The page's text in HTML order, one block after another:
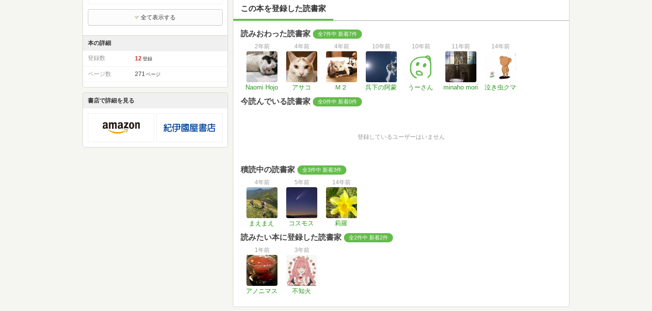
全て表示する
本の詳細
登録数 12 登録
ページ数 271 ページ
書店で詳細を見る
この本を登録した読書家
読みおわった読書家 全7件中 新着7件
2年前
Naomi Hojo
4年前
アサコ
4年前
Ｍ２
10年前
呉下の阿蒙
10年前
うーさん
11年前
minaho mori
14年前
泣き虫クマ
今読んでいる読書家 全0件中 新着0件
登録しているユーザーはいません
積読中の読書家 全3件中 新着3件
4年前
まえまえ
5年前
コスモス
14年前
莉羅
読みたい本に登録した読書家 全2件中 新着2件
1年前
アノニマス
3年前
不知火